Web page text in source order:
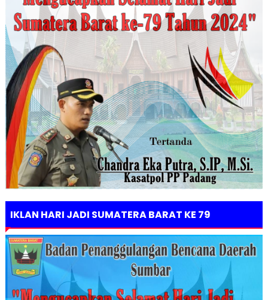
IKLAN HARI JADI SUMATERA BARAT KE 79